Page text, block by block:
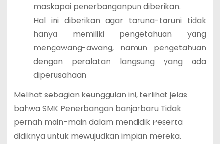
maskapai penerbanganpun diberikan.
Hal ini diberikan agar taruna-taruni tidak
hanya memiliki pengetahuan yang
mengawang-awang, namun pengetahuan
dengan peralatan langsung yang ada
diperusahaan
Melihat sebagian keunggulan ini, terlihat jelas
bahwa SMK Penerbangan banjarbaru Tidak
pernah main-main dalam mendidik Peserta
didiknya untuk mewujudkan impian mereka.